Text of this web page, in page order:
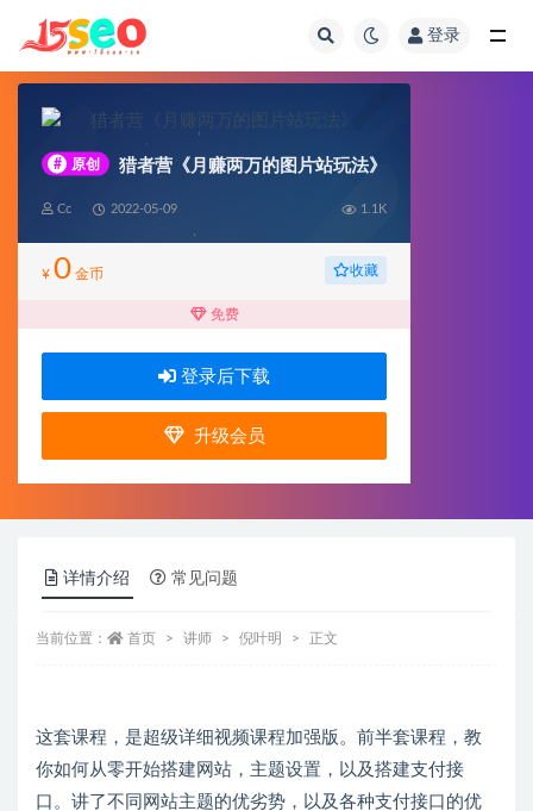
登录
# 原创 猎者营《月赚两万的图片站玩法》
Cc 2022-05-09 1.1K
¥ 0 金币 收藏
免费
登录后下载
升级会员
详情介绍 常见问题
当前位置： 首页 讲师 倪叶明 正文
这套课程，是超级详细视频课程加强版。前半套课程，教
你如何从零开始搭建网站，主题设置，以及搭建支付接
口。讲了不同网站主题的优劣势，以及各种支付接口的优